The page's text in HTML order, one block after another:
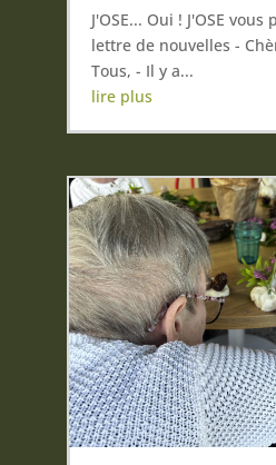
J'OSE... Oui ! J'OSE
lettre de nouvelles -
Tous, - Il y a...
lire plus